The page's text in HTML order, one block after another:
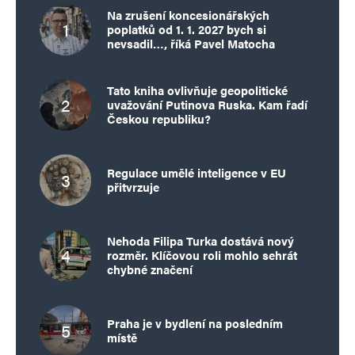
doporučení Státního útvaru pro jadernou
bezpečnost, zřídili protiatomové kryty. Někteří
lidé to v Americe už dělají a firmy zabývající se
jejich výrobou z toho mají určitě dobrý džob. Ale
jak v takovém krytu přežít? Musíte tam mít
filtroventilační zařízení. Pro agregát, který ho
bude pohánět dostatek pohonných hmot. Velkou
zásobu trvanlivých potravin, a hlavně zdroj vody.
V takto zařízeném krytu se dá přežít několik
týdnů, možná i měsíců. Nevím, asi to nikdo
nezkoušel. Pokud vím, tak byly pokusy
žili ve stísněném prostoru dlouhou dobu. Snad
rok? Ale ti lidé byli trénovaní, pečlivě vybraní
Na zrušení koncesionářských
poplatků od 1. 1. 2027 bych si
nevsadil…, říká Pavel Matocha
Tato kniha ovlivňuje geopolitické
uvažování Putinova Ruska. Kam řadí
Českou republiku?
Regulace umělé inteligence v EU
přitvrzuje
Nehoda Filipa Turka dostává nový
rozměr. Klíčovou roli mohlo sehrát
chybné značení
Praha je v bydlení na posledním
místě